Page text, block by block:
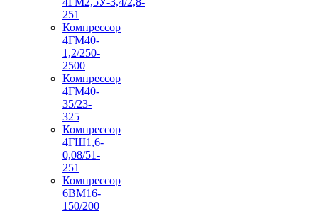
251
Компрессор
4ГМ40-
1,2/250-
2500
Компрессор
4ГМ40-
35/23-
325
Компрессор
4ГШ1,6-
0,08/51-
251
Компрессор
6ВМ16-
150/200